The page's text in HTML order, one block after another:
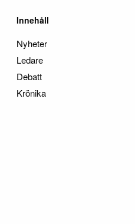
Innehåll
Nyheter
Ledare
Debatt
Krönika